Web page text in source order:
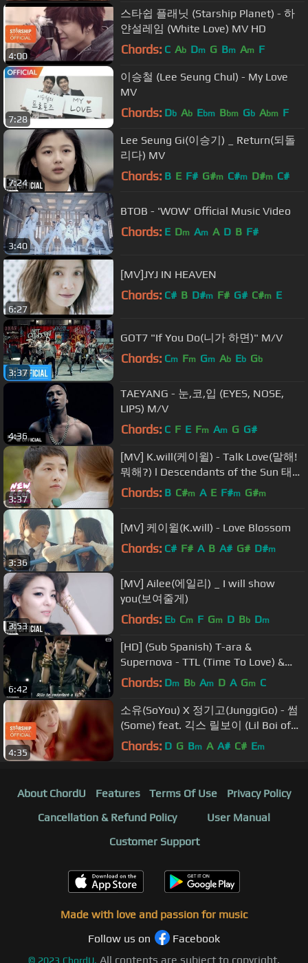
4:00
스타쉽 플래닛 (Starship Planet) - 하
얀설레임 (White Love) MV HD
Chords: C Ab Dm G Bm Am F
7:28
이승철 (Lee Seung Chul) - My Love
MV
Chords: Db Ab Ebm Bbm Gb Abm F
7:24
Lee Seung Gi(이승기) _ Return(되돌
리다) MV
Chords: B E F# G#m C#m D#m C#
3:40
BTOB - 'WOW' Official Music Video
Chords: E Dm Am A D B F#
6:27
[MV]JYJ IN HEAVEN
Chords: C# B D#m F# G# C#m E
3:37
GOT7 "If You Do(니가 하면)" M/V
Chords: Cm Fm Gm Ab Eb Gb
4:36
TAEYANG - 눈,코,입 (EYES, NOSE,
LIPS) M/V
Chords: C F E Fm Am G G#
3:37
[MV] K.will(케이윌) - Talk Love(말해!
뭐해?) l Descendants of the Sun 태양
의 후예 OST
Chords: B C#m A E F#m G#m
3:36
[MV] 케이윌(K.will) - Love Blossom
Chords: C# F# A B A# G# D#m
3:53
[MV] Ailee(에일리) _ I will show
you(보여줄게)
Chords: Eb Cm F Gm D Bb Dm
6:42
[HD] (Sub Spanish) T-ara &
Supernova - TTL (Time To Love) &
TTL Listen 2
Chords: Dm Bb Am D A Gm C
4:35
소유(SoYou) X 정기고(JunggiGo) - 썸
(Some) feat. 긱스 릴보이 (Lil Boi of
Geeks) M/V
Chords: D G Bm A A# C# Em
About ChordU Features Terms Of Use
Privacy Policy
Cancellation & Refund Policy
User Manual
Customer Support
Made with love and passion for music
Follow us on
Facebook
© 2023 ChordU. All contents are subject to copyright,